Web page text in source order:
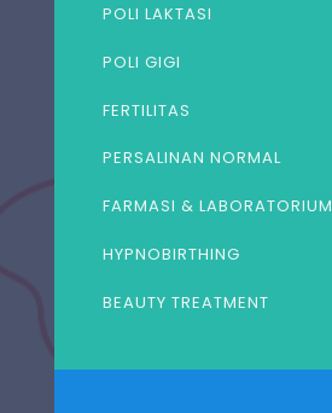
POLI LAKTASI
POLI GIGI
FERTILITAS
PERSALINAN NORMAL
FARMASI & LABORATORIUM
HYPNOBIRTHING
BEAUTY TREATMENT